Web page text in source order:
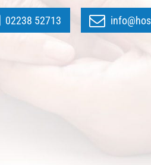
02238 52713